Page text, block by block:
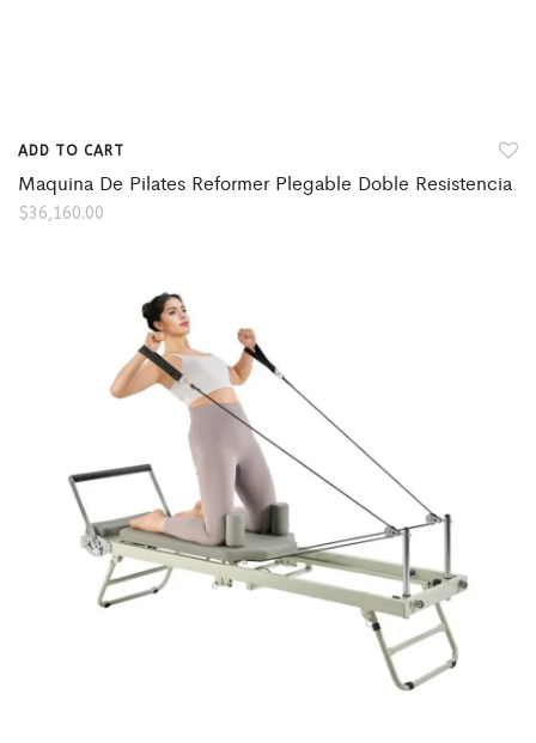
ADD TO CART
Maquina De Pilates Reformer Plegable Doble Resistencia
$36,160.00